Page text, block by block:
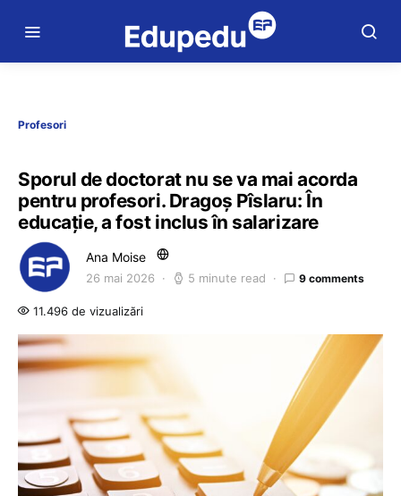
Profesori
Sporul de doctorat nu se va mai acorda
pentru profesori. Dragoș Pîslaru: În
educație, a fost inclus în salarizare
Ana Moise
26 mai 2026 5 minute read 9 comments
11.496 de vizualizări